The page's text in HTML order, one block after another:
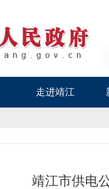
走进靖江
靖江市供电